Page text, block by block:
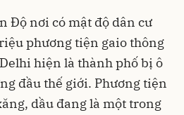
Độ nơi có mật độ dân cư
phương tiện gaio thông
hiện là thành phố bị ô
đầu thế giới. Phương tiện
dầu đang là một trong